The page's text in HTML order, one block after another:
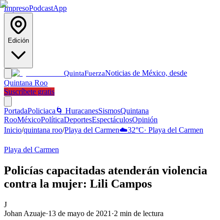
ImpresoPodcastApp
Edición
QuintaFuerzaNoticias de México, desde
Quintana Roo
Suscríbete gratis
PortadaPoliciaca 🌀 HuracanesSismosQuintana
RooMéxicoPolíticaDeportesEspectáculosOpinión
Inicio/quintana roo/Playa del Carmen☁️32°C· Playa del Carmen
Playa del Carmen
Policías capacitadas atenderán violencia
contra la mujer: Lili Campos
J
Johan Azuaje·13 de mayo de 2021 ·2 min de lectura